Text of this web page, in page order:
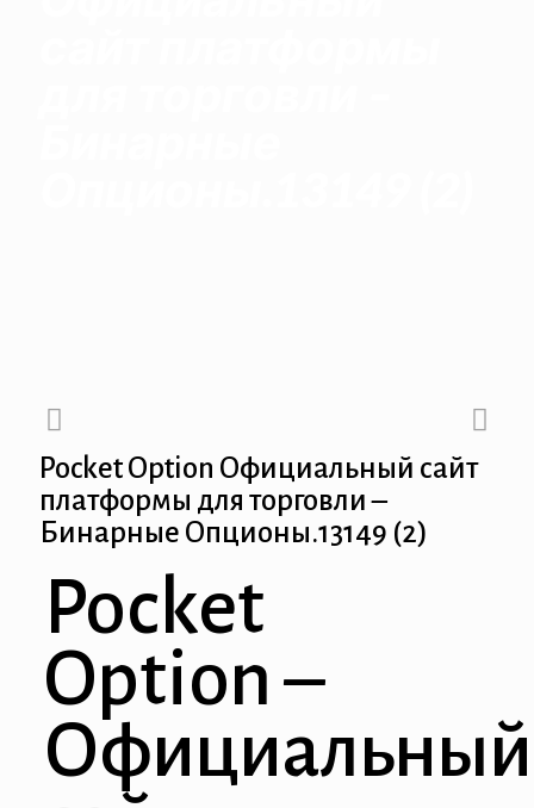
Pocket Option Официальный сайт
платформы для торговли –
Бинарные Опционы.13149 (2)
Pocket
Option –
Официальный